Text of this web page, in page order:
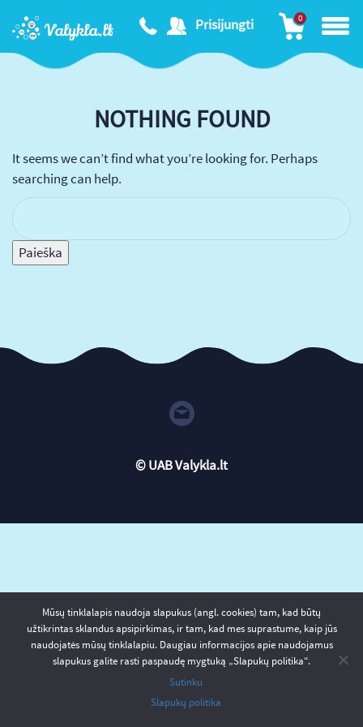
Prisijungti 0
NOTHING FOUND
It seems we can’t find what you’re looking for. Perhaps
searching can help.
Ieškoti:
© UAB Valykla.lt
Mūsų tinklalapis naudoja slapukus (angl. cookies) tam, kad būtų
užtikrintas sklandus apsipirkimas, ir tam, kad mes suprastume, kaip jūs
naudojatės mūsų tinklalapiu. Daugiau informacijos apie naudojamus
slapukus galite rasti paspaudę mygtuką „Slapukų politika“.
Sutinku
Slapukų politika